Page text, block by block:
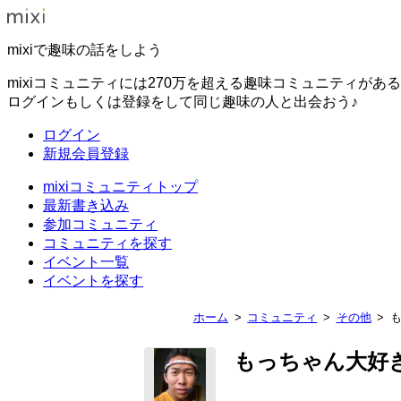
mixiで趣味の話をしよう
mixiコミュニティには270万を超える趣味コミュニティがある
ログインもしくは登録をして同じ趣味の人と出会おう♪
ログイン
新規会員登録
mixiコミュニティトップ
最新書き込み
参加コミュニティ
コミュニティを探す
イベント一覧
イベントを探す
ホーム コミュニティ その他
もっちゃん大好